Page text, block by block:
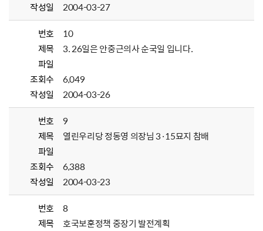
작성일
2004-03-27
번호
10
제목
3. 26일은 안중근의사 순국일 입니다.
파일
조회수
6,049
작성일
2004-03-26
번호
9
제목
열린우리당 정동영 의장님 3·15묘지 참배
파일
조회수
6,388
작성일
2004-03-23
번호
8
제목
호국보훈정책 중장기 발전계획